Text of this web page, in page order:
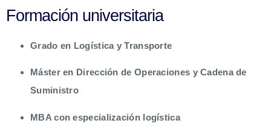
Formación universitaria
Grado en Logística y Transporte
Máster en Dirección de Operaciones y Cadena de
Suministro
MBA con especialización logística